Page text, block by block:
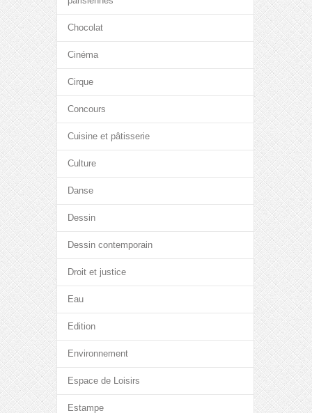
Chocolat
Cinéma
Cirque
Concours
Cuisine et pâtisserie
Culture
Danse
Dessin
Dessin contemporain
Droit et justice
Eau
Edition
Environnement
Espace de Loisirs
Estampe